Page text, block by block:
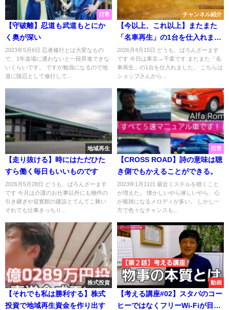
日常
【守破離】忍道も武道もとにか
く奥が深い
2023年5月6日 忍者修行とは大変なもの
で、1年道場に通わないと一段昇進できな
いくらいです。 ですが勉強になるので地
道に陰忍として修行して...
チャンネル紹介
【今以上、これ以上】またまた
「名車再生」の1台を仕入れまし
た
2026月4月15日 どうも、ばろんざーます
です 今日は東京→千葉です またまた「名
車再生」の1台を仕入れました。 こちらは
ショップさんから...
地域再生
【走り抜ける】時にはただひた
すら働く毎日もいいものです
2026月5月28日 どうも、ばろんざーます
です 今月は介護のお仕事以外にも物件の
引き継ぎや迎賓館の建設とてんてこ舞い
それでも仕事きっちり...
日常
【CROSS ROAD】詩の意味は聴
き側でもかえることができる。
2023年1月11日 最近ミスチルを聴くこと
が増えた。 懐かしいやら淋しいやら、心
が複雑になるメロディが多い。 しかし一
方で色々なチャンスも...
株式投資
【それでも私は勝利する】株式
投資で地域再生資金を作り出す
動画
【考える講座#02】スタバのコー
ヒーではなくフリーWi-Fiが目的